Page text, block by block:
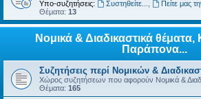
Υπο-συζητήσεις:
Συστηθείτε...
Πείτε μας
Θέματα: 13
Νομικά & Διαδικαστικά θέματα,
Παράπονα...
Συζητήσεις περί Νομικών &
Χώρος συζητήσεων που αφορούν Νομικά &
Θέματα: 165